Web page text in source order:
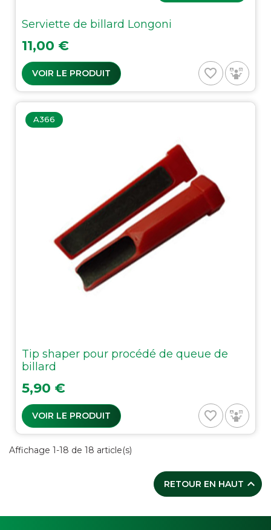
Serviette de billard Longoni
Prix
11,00 €
VOIR LE PRODUIT favorite_border
A366
Tip shaper pour procédé de queue de
billard
Prix
5,90 €
VOIR LE PRODUIT favorite_border
Affichage 1-18 de 18 article(s)
RETOUR EN HAUT 